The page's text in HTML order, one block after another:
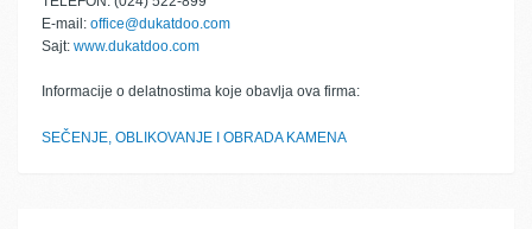
E-mail: office@dukatdoo.com
Sajt: www.dukatdoo.com
Informacije o delatnostima koje obavlja ova firma:
SEČENJE, OBLIKOVANJE I OBRADA KAMENA